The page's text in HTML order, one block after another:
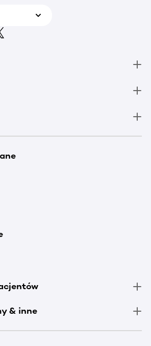
& inne